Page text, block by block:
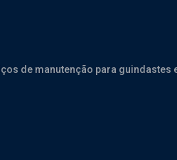
de manutenção para guindastes